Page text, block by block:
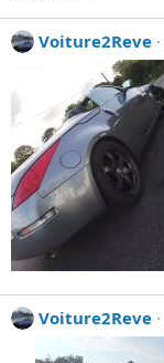
Voiture2Reve
Voiture2Reve